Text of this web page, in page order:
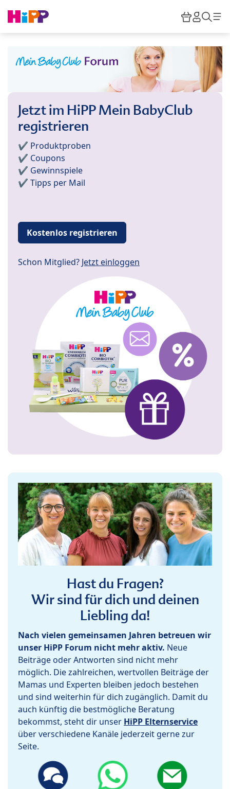
HiPP
Jetzt im HiPP Mein BabyClub
registrieren
✔️ Produktproben
✔️ Coupons
✔️ Gewinnspiele
✔️ Tipps per Mail
Kostenlos registrieren
Schon Mitglied? Jetzt einloggen
Hast du Fragen?
Wir sind für dich und deinen
Liebling da!
Nach vielen gemeinsamen Jahren betreuen wir
unser HiPP Forum nicht mehr aktiv. Neue
Beiträge oder Antworten sind nicht mehr
möglich. Die zahlreichen, wertvollen Beiträge der
Mamas und Experten bleiben jedoch bestehen
und sind weiterhin für dich zugänglich. Damit du
auch künftig die bestmögliche Beratung
bekommst, steht dir unser HiPP Elternservice
über verschiedene Kanäle jederzeit gerne zur
Seite.